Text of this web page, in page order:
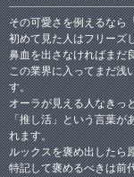
その可愛さを例えるな
初めて見た人はフリーズ
鼻血を出さなければまだ
この業界に入ってまだ浅
す。
オーラが見える人なきっ
「推し活」という言葉が
れます。
ルックスを褒め出したら
特記して褒めるべきは前